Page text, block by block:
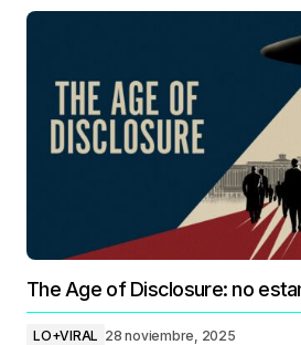
The Age of Disclosure: no
LO+VIRAL 28 noviembre, 2025